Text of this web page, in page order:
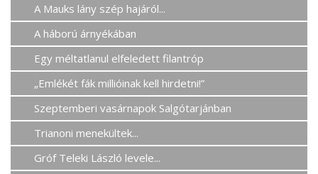
A Mauks lány szép hajáról...
A háború árnyékában
Egy méltatlanul elfeledett filantróp
„Emlékét fák millióinak kell hirdetni!”
Szeptemberi vasárnapok Salgótarjánban
Trianoni menekültek...
Gróf Teleki László levele...